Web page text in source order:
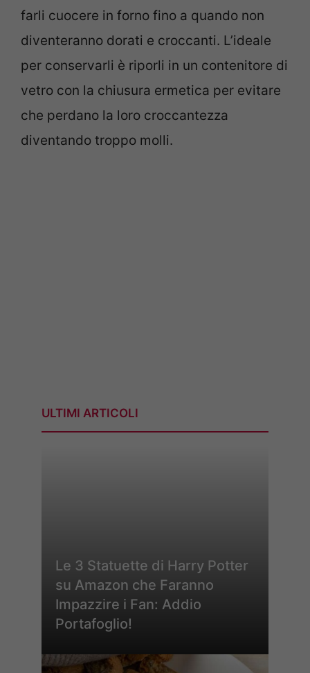
farli cuocere in forno fino a quando non
diventeranno dorati e croccanti. L’ideale
per conservarli è riporli in un contenitore di
vetro con la chiusura ermetica per evitare
che perdano la loro croccantezza
diventando troppo molli.
ULTIMI ARTICOLI
Le 3 Statuette di Harry Potter
su Amazon che Faranno
Impazzire i Fan: Addio
Portafoglio!